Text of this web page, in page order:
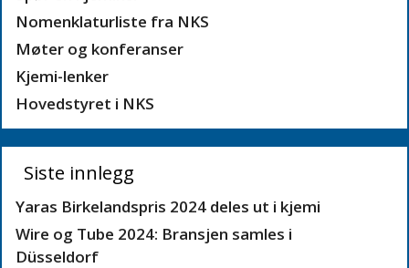
Nomenklaturliste fra NKS
Møter og konferanser
Kjemi-lenker
Hovedstyret i NKS
Siste innlegg
Yaras Birkelandspris 2024 deles ut i kjemi
Wire og Tube 2024: Bransjen samles i
Düsseldorf